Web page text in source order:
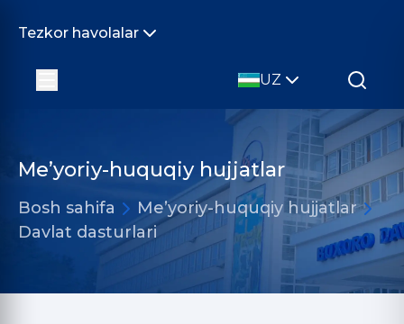
Tezkor havolalar
UZ
Me’yoriy-huquqiy hujjatlar
Bosh sahifa
Me’yoriy-huquqiy hujjatlar
Davlat dasturlari